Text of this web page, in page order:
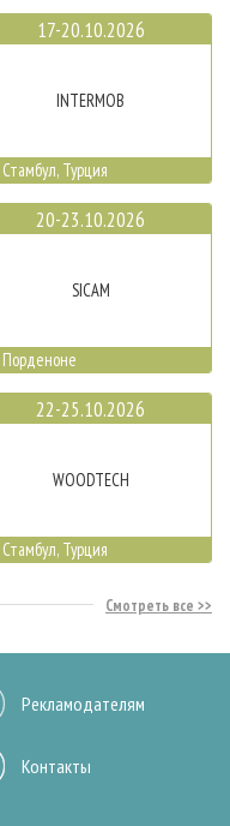
17-20.10.2026
INTERMOB
Стамбул, Турция
20-23.10.2026
SICAM
Порденоне
22-25.10.2026
WOODTECH
Стамбул, Турция
Смотреть все
Рекламодателям
Контакты